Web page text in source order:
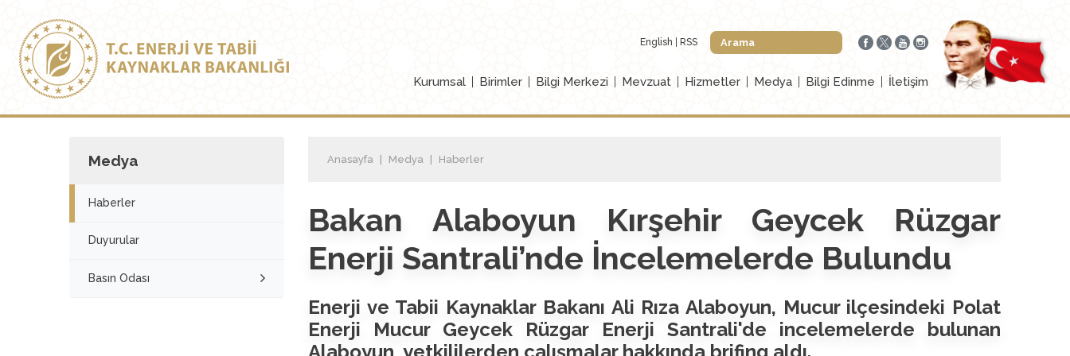
English RSS
Kurumsal Birimler Bilgi Merkezi Mevzuat Hizmetler Medya Bilgi Edinme İletişim
Medya
Haberler
Duyurular
Basın Odası
Anasayfa Medya Haberler
Bakan Alaboyun Kırşehir Geycek Rüzgar
Enerji Santrali’nde İncelemelerde Bulundu
Enerji ve Tabii Kaynaklar Bakanı Ali Rıza Alaboyun, Mucur ilçesindeki Polat
Enerji Mucur Geycek Rüzgar Enerji Santrali'de incelemelerde bulunan